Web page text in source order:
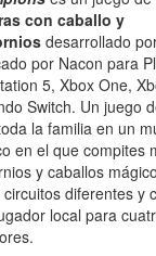
con caballo y
desarrollado
por Nacon para
5, Xbox One,
Switch. Un juego
la familia en un
en el que compites
y caballos
diferentes y
local para